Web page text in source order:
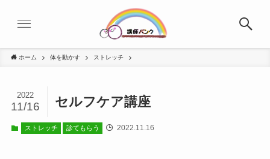
ホーム 体を動かす ストレッチ
セルフケア講座
2022
11/16
ストレッチ 診てもらう 2022.11.16